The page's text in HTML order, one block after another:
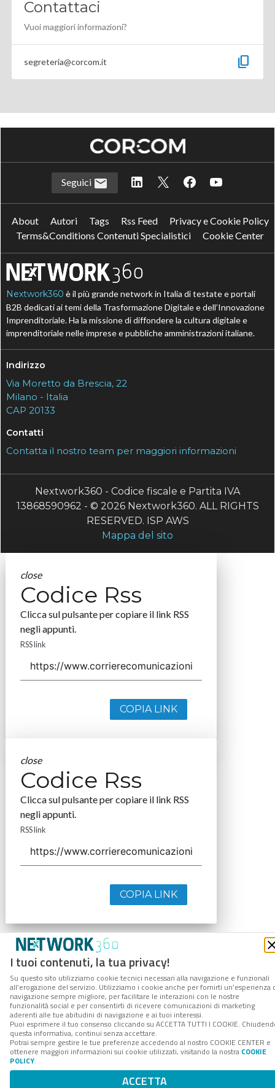
Contattaci
Vuoi maggiori informazioni?
segreteria@corcom.it content_copy
I tuoi contenuti, la tua privacy!
Su questo sito utilizziamo cookie tecnici necessari alla navigazione e funzionali
all’erogazione del servizio. Utilizziamo i cookie anche per fornirti un’esperienza
navigazione sempre migliore, per facilitare le interazioni con le nostre
funzionalità social e per consentirti di ricevere comunicazioni di marketing
aderenti alle tue abitudini di navigazione e ai tuoi interessi.
Puoi esprimere il tuo consenso cliccando su ACCETTA TUTTI I COOKIE.
questa informativa, continui senza accettare.
Potrai sempre gestire le tue preferenze accedendo al nostro COOKIE CENTER e
ottenere maggiori informazioni sui cookie utilizzati, visitando la nostra COOKIE
POLICY.
ACCETTA
Seguici
About Autori Tags Rss Feed
Privacy e Cookie Policy
Terms&Conditions Contenuti Specialistici
Cookie Center
Nextwork360 è il più grande network in Italia di testate e portali
B2B dedicati ai temi della Trasformazione Digitale e dell’Innovazione
Imprenditoriale. Ha la missione di diffondere la cultura digitale e
imprenditoriale nelle imprese e pubbliche amministrazioni italiane.
Indirizzo
Via Moretto da Brescia, 22
Milano - Italia
CAP 20133
Contatti
Contatta il nostro team per maggiori informazioni
Nextwork360 - Codice fiscale e Partita IVA
13868590962 - © 2026 Nextwork360. ALL RIGHTS
RESERVED. ISP AWS
Mappa del sito
close
Codice Rss
Clicca sul pulsante per copiare il link RSS
negli appunti.
RSS link
COPIA LINK
close
Codice Rss
Clicca sul pulsante per copiare il link RSS
negli appunti.
RSS link
COPIA LINK